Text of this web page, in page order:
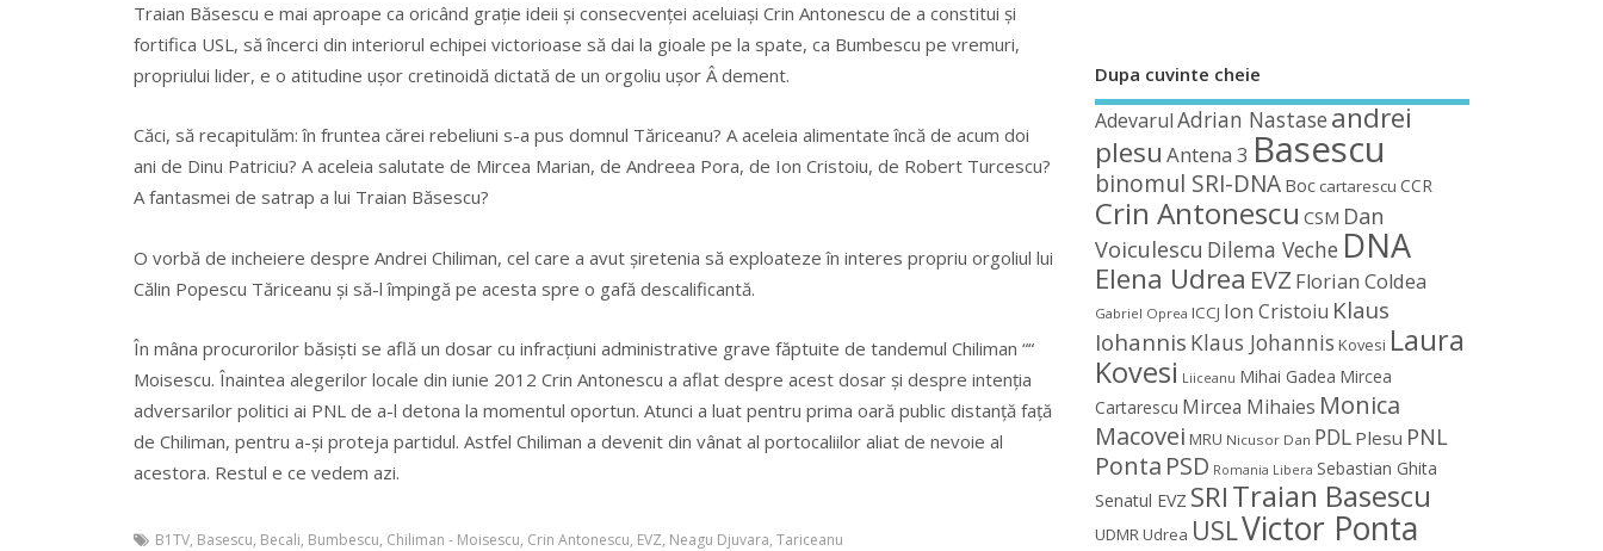
Traian Băsescu e mai aproape ca oricând grație ideii și consecvenței aceluiași Crin Antonescu de a constitui și
fortifica USL, să încerci din interiorul echipei victorioase să dai la gioale pe la spate, ca Bumbescu pe vremuri,
propriului lider, e o atitudine ușor cretinoidă dictată de un orgoliu ușor Â dement.
Căci, să recapitulăm: în fruntea cărei rebeliuni s-a pus domnul Tăriceanu? A aceleia alimentate încă de acum doi
ani de Dinu Patriciu? A aceleia salutate de Mircea Marian, de Andreea Pora, de Ion Cristoiu, de Robert Turcescu?
A fantasmei de satrap a lui Traian Băsescu?
O vorbă de incheiere despre Andrei Chiliman, cel care a avut șiretenia să exploateze în interes propriu orgoliul lui
Călin Popescu Tăriceanu și să-l împingă pe acesta spre o gafă descalificantă.
În mâna procurorilor băsiști se află un dosar cu infracțiuni administrative grave făptuite de tandemul Chiliman ““
Moisescu. Înaintea alegerilor locale din iunie 2012 Crin Antonescu a aflat despre acest dosar și despre intenția
adversarilor politici ai PNL de a-l detona la momentul oportun. Atunci a luat pentru prima oară public distanță față
de Chiliman, pentru a-și proteja partidul. Astfel Chiliman a devenit din vânat al portocaliilor aliat de nevoie al
acestora. Restul e ce vedem azi.
B1TV, Basescu, Becali, Bumbescu, Chiliman - Moisescu, Crin Antonescu, EVZ, Neagu Djuvara, Tariceanu
Dupa cuvinte cheie
Adevarul Adrian Nastaseandrei
plesu Antena 3 Basescu
binomul SRI-DNA Boc cartarescu CCR
Crin Antonescu CSM Dan
Voiculescu Dilema Veche DNA
Elena Udrea EVZ Florian Coldea
Gabriel Oprea ICCJ Ion Cristoiu Klaus
Iohannis Klaus Johannis Kovesi Laura
Kovesi Liiceanu Mihai Gadea Mircea
Cartarescu Mircea Mihaies Monica
Macovei MRU Nicusor Dan PDL Plesu PNL
Ponta PSD Romania Libera Sebastian Ghita
Senatul EVZ SRITraian Basescu
UDMRUdrea USLVictor Ponta